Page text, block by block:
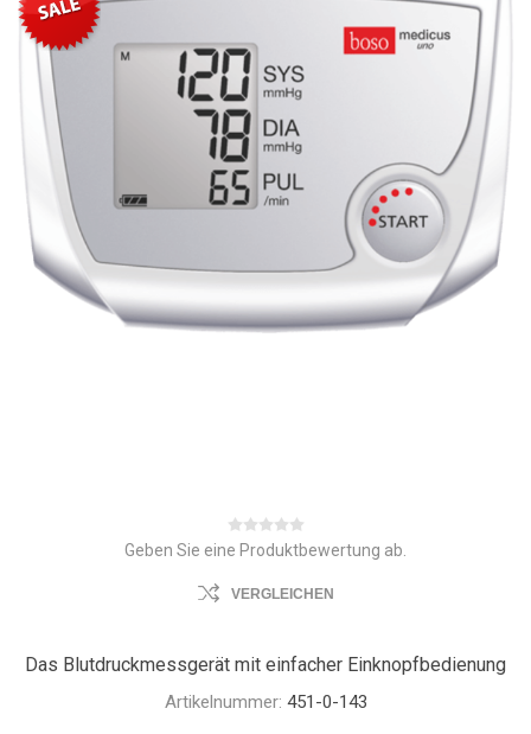
Geben Sie eine Produktbewertung ab.
VERGLEICHEN
Das Blutdruckmessgerät mit einfacher Einknopfbedienung
Artikelnummer: 451-0-143